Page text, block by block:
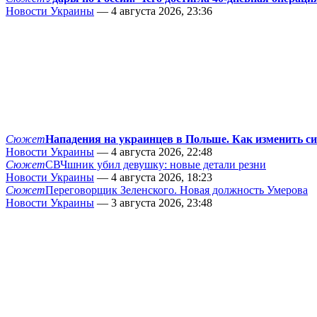
Новости Украины — 4 августа 2026, 23:36
СюжетНападения на украинцев в Польше. Как изменить
Новости Украины — 4 августа 2026, 22:48
СюжетСВЧшник убил девушку: новые детали резни
Новости Украины — 4 августа 2026, 18:23
СюжетПереговорщик Зеленского. Новая должность Умерова
Новости Украины — 3 августа 2026, 23:48